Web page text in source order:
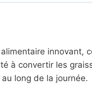
innovant,
à convertir les
long de la journée.